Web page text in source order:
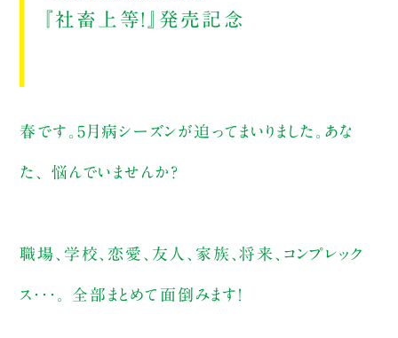
『社畜上等！』発売記念
春です。5月病シーズンが迫ってまいりました。あな
た、 悩んでいませんか？
職場、学校、恋愛、友人、家族、将来、コンプレック
ス・・・。 全部まとめて面倒みます！